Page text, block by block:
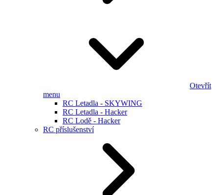
Otevřít
menu
RC Letadla - SKYWING
RC Letadla - Hacker
RC Lodě - Hacker
RC příslušenství